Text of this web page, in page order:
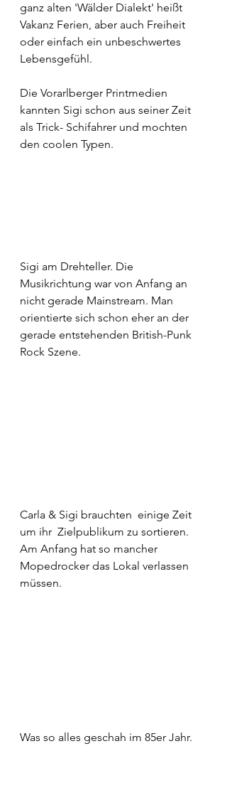
ganz alten 'Wälder Dialekt' heißt
Vakanz Ferien, aber auch Freiheit
oder einfach ein unbeschwertes
Lebensgefühl.
Die Vorarlberger Printmedien
kannten Sigi schon aus seiner Zeit
als Trick- Schifahrer und mochten
den coolen Typen.
Sigi am Drehteller. Die
Musikrichtung war von Anfang an
nicht gerade Mainstream. Man
orientierte sich schon eher an der
gerade entstehenden British-Punk
Rock Szene.
Carla & Sigi brauchten  einige Zeit
um ihr  Zielpublikum zu sortieren.
Am Anfang hat so mancher
Mopedrocker das Lokal verlassen
müssen.
Was so alles geschah im 85er Jahr.